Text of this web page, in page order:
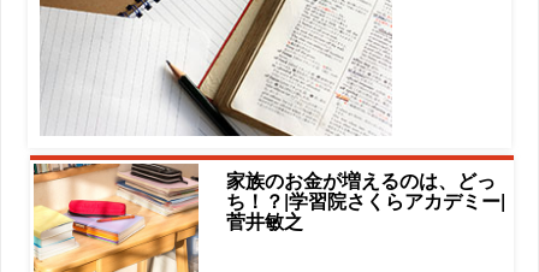
家族のお金が増えるのは、どっ
ち！？|学習院さくらアカデミー|
菅井敏之